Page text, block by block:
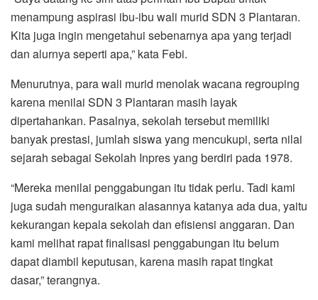
menampung aspirasi ibu-ibu wali murid SDN 3 Plantaran.
Kita juga ingin mengetahui sebenarnya apa yang terjadi
dan alurnya seperti apa,” kata Febi.
Menurutnya, para wali murid menolak wacana regrouping
karena menilai SDN 3 Plantaran masih layak
dipertahankan. Pasalnya, sekolah tersebut memiliki
banyak prestasi, jumlah siswa yang mencukupi, serta nilai
sejarah sebagai Sekolah Inpres yang berdiri pada 1978.
“Mereka menilai penggabungan itu tidak perlu. Tadi kami
juga sudah menguraikan alasannya katanya ada dua, yaitu
kekurangan kepala sekolah dan efisiensi anggaran. Dan
kami melihat rapat finalisasi penggabungan itu belum
dapat diambil keputusan, karena masih rapat tingkat
dasar,” terangnya.